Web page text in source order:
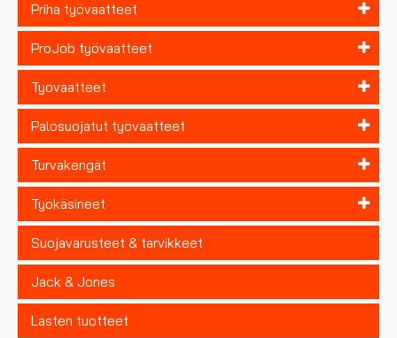
Priha työvaatteet
ProJob työvaatteet
Työvaatteet
Palosuojatut työvaatteet
Turvakengät
Työkäsineet
Suojavarusteet & tarvikkeet
Jack & Jones
Lasten tuotteet